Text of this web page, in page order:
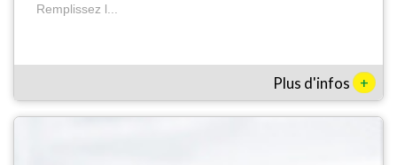
Remplissez l...
Plus d'infos +